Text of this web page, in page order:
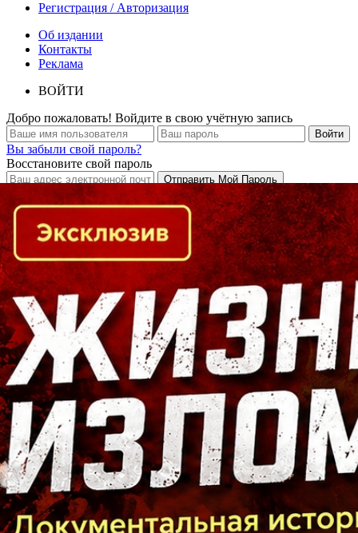
Регистрация / Авторизация
Об издании
Контакты
Реклама
ВОЙТИ
Добро пожаловать! Войдите в свою учётную запись
Вы забыли свой пароль?
Восстановите свой пароль
Кто есть кто в Байкальском регионе